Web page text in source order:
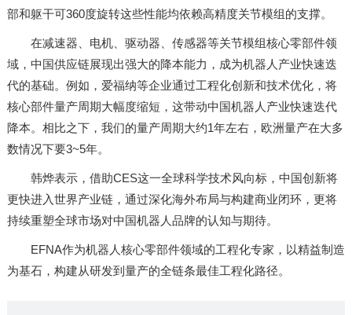
部和躯干可360度旋转这些性能均依赖高精度关节模组的支撑。
在减速器、电机、驱动器、传感器等关节模组核心零部件领
域，中国供应链展现出强大的降本能力，成为机器人产业快速迭
代的基础。例如，爱福纳等企业通过工程化创新和技术优化，将
核心部件量产周期大幅度缩短，这带动中国机器人产业快速迭代
降本。相比之下，我们的量产周期大约1年左右，欧洲量产在大多
数情况下要3~5年。
韩烨表示，借助CES这一全球科学技术风向标，中国创新将
更快进入世界产业链，通过深化海外布局与构建商业闭环，更将
持续重塑全球市场对中国机器人品牌的认知与期待。
EFNA作为机器人核心零部件领域的工程化专家，以精益制造
为基石，构建从研发到量产的全链条最佳工程化路径。